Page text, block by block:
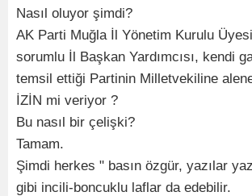
Nasıl oluyor şimdi?
AK Parti Muğla İl Yönetim Kurulu
sorumlu İl Başkan Yardımcısı, kendi
temsil ettiği Partinin Milletvekiline
İZİN mi veriyor ?
Bu nasıl bir çelişki?
Tamam.
Şimdi herkes " basın özgür, yazılar
gibi incili-boncuklu laflar da edebilir.